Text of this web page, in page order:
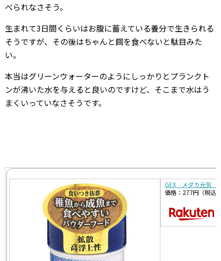
べられなさそう。
生まれて3日間くらいはお腹に蓄えている養分で生きられる
そうですが、その後はちゃんと餌を食べないと駄目みた
い。
本当はグリーンウォーターのようにしっかりとプランクト
ンが沸いた水を与えると良いのですけど、そこまで水はう
まくいっていなさそうです。
GEX メダカ元気
価格：277円（税込